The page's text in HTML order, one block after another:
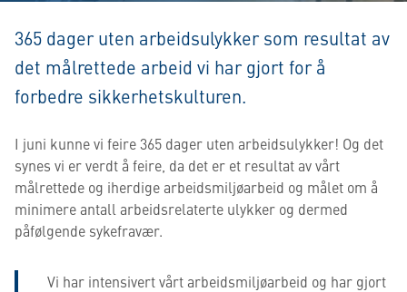
365 dager uten arbeidsulykker som resultat av
det målrettede arbeid vi har gjort for å
forbedre sikkerhetskulturen.
I juni kunne vi feire 365 dager uten arbeidsulykker! Og det
synes vi er verdt å feire, da det er et resultat av vårt
målrettede og iherdige arbeidsmiljøarbeid og målet om å
minimere antall arbeidsrelaterte ulykker og dermed
påfølgende sykefravær.
Vi har intensivert vårt arbeidsmiljøarbeid og har gjort